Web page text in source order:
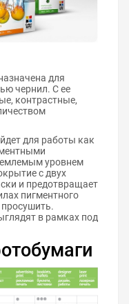
для
чернил. С ее
контрастные,
для работы как
уровнем
с двух
и предотвращает
пигментного
в рамках под